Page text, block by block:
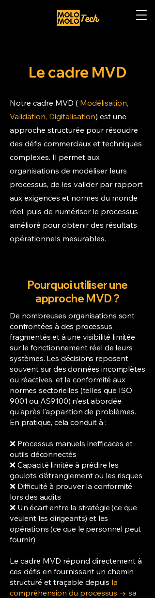
Le cadre MVD
Notre cadre MVD ( Modélisation,
Validation, Digitalisation) est une
approche structurée pour résoudre
des défis commerciaux et techniques
complexes. Il permet aux
organisations de modéliser leurs
processus, de les valider par rapport
aux exigences et normes du monde
réel, puis de numériser le processus
amélioré pour obtenir des résultats
opérationnels mesurables.
Pourquoi utiliser une
approche MVD ?
De nombreuses organisations sont
confrontées à des processus
fragmentés et à une visibilité limitée
sur le fonctionnement réel de leurs
systèmes. Les décisions reposent
souvent sur des données incomplètes
ou réactives, et la conformité aux
normes sectorielles (telles que ISO
9001 ou AS9100) n'est abordée
qu'après l'apparition de problèmes.
En pratique, cela conduit à :
❌ Processus manuels inefficaces et
outils déconnectés
❌ Capacité limitée à prédire les
goulots d’étranglement ou les risques
❌ Difficulté à prouver la conformité
lors des audits
❌ Un écart entre la stratégie (ce que
veulent les dirigeants) et les
opérations (ce que le personnel peut
fournir)
Le cadre MVD répond directement à
ces défis en fournissant un chemin
structuré et traçable depuis la
compréhension du processus → sa